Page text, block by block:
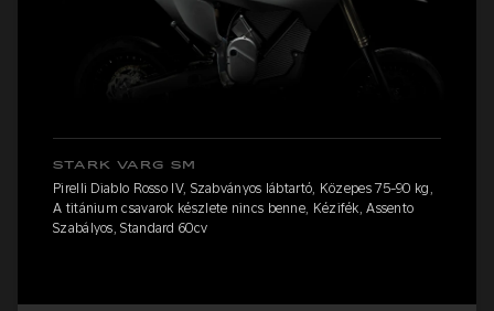
STARK VARG SM
Pirelli Diablo Rosso IV, Szabványos lábtartó, Közepes 75-90 kg,
A titánium csavarok készlete nincs benne, Kézifék, Assento
Szabályos, Standard 60cv